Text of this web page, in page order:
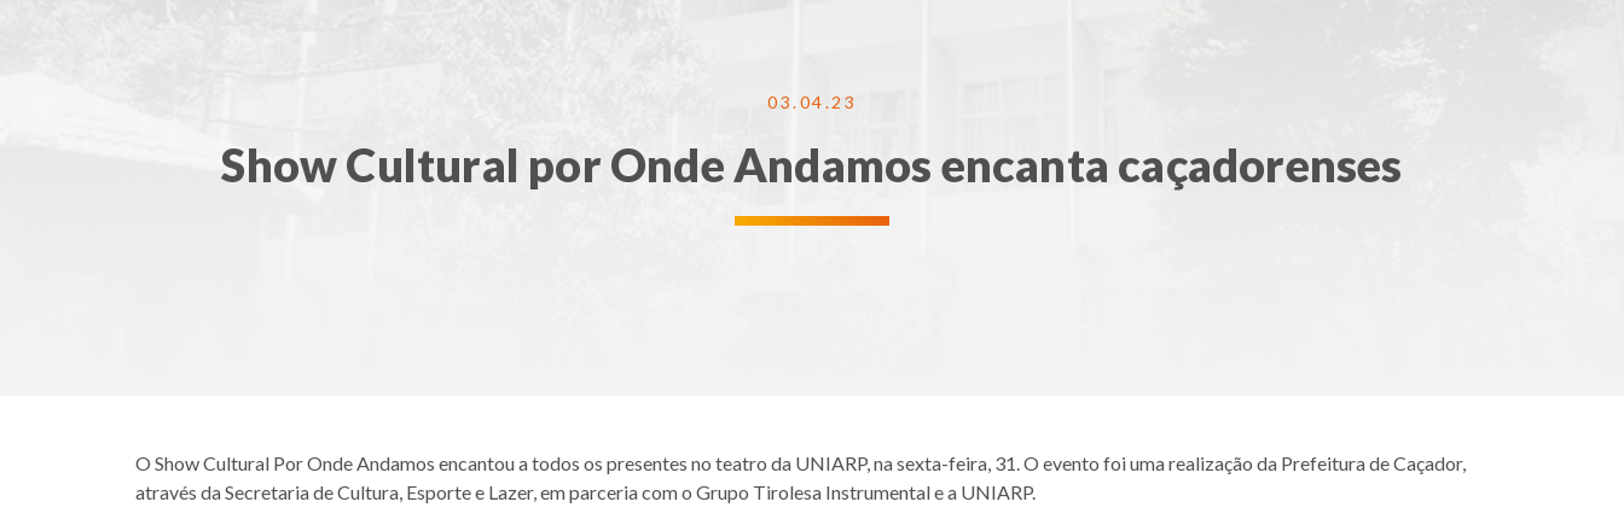
03.04.23
Show Cultural por Onde Andamos encanta caçadorenses
O Show Cultural Por Onde Andamos encantou a todos os presentes no teatro da UNIARP, na sexta-feira, 31. O evento foi uma realização da Prefeitura de Caçador,
através da Secretaria de Cultura, Esporte e Lazer, em parceria com o Grupo Tirolesa Instrumental e a UNIARP.